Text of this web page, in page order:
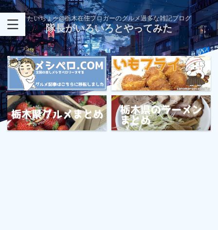
たいちょー@栃木在住ブロガーのグルメ過多な雑記ブログ
隊長がいろいろとやってみた